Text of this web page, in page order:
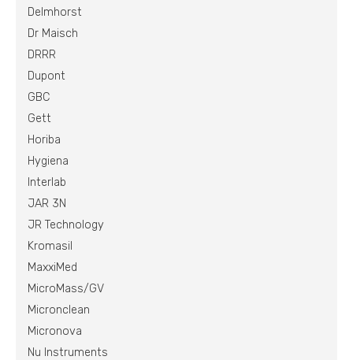
Delmhorst
Dr Maisch
DRRR
Dupont
GBC
Gett
Horiba
Hygiena
Interlab
JAR 3N
JR Technology
Kromasil
MaxxiMed
MicroMass/GV
Micronclean
Micronova
Nu Instruments